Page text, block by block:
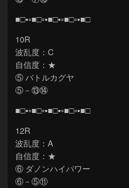
■□▪▫■□▫▪■□▪▫■□▫▪■□
10R
波乱度：C
自信度：★
⑤ バトルカグヤ
⑤－⑬⑭
■□▪▫■□▫▪■□▪▫■□▫▪■□
12R
波乱度：A
自信度：★
⑥ ダノンハイパワー
⑥－⑤⑪